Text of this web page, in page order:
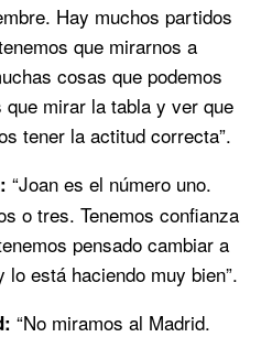
Hay muchos partidos
que mirarnos a
cosas que podemos
mirar la tabla y ver que
tener la actitud correcta”.
“Joan es el número uno.
o tres. Tenemos confianza
pensado cambiar a
está haciendo muy bien”.
“No miramos al Madrid.